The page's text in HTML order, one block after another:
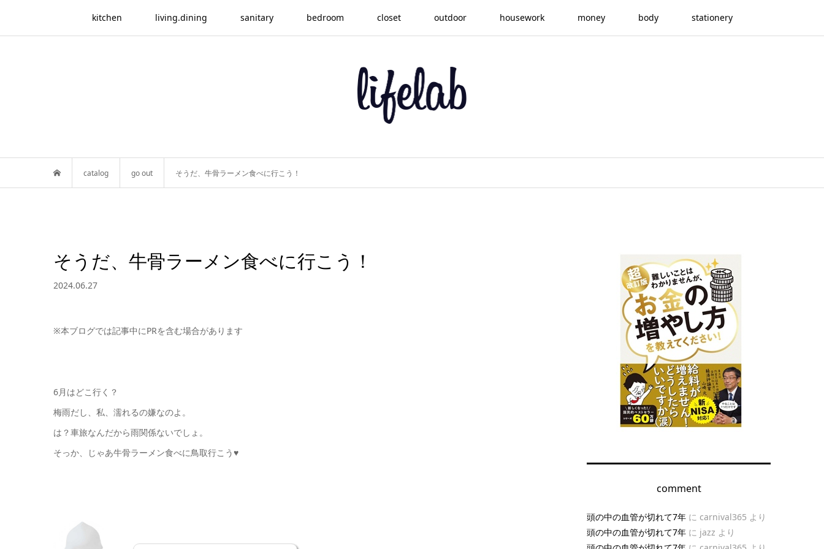
kitchen living.dining sanitary bedroom closet outdoor housework money body stationery
catalog go out そうだ、牛骨ラーメン食べに行こう！
そうだ、牛骨ラーメン食べに行こう！
2024.06.27
※本ブログでは記事中にPRを含む場合があります
6月はどこ行く？
梅雨だし、私、濡れるの嫌なのよ。
は？車旅なんだから雨関係ないでしょ。
そっか、じゃあ牛骨ラーメン食べに鳥取行こう♥
comment
頭の中の血管が切れて7年 に carnival365 より
頭の中の血管が切れて7年 に jazz より